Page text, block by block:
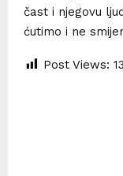
čast i njegovu
ćutimo i ne
Post Views: 13